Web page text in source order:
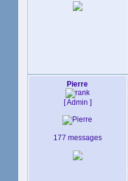
Pierre
[ Admin ]
177 messages